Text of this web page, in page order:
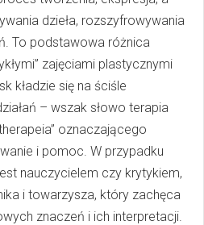
dzieła, rozszyfrowywania
To podstawowa różnica
zajęciami plastycznymi
kładzie się na ściśle
– wszak słowo terapia
oznaczającego
i pomoc. W przypadku
nauczycielem czy krytykiem,
i towarzysza, który zachęca
znaczeń i ich interpretacji.